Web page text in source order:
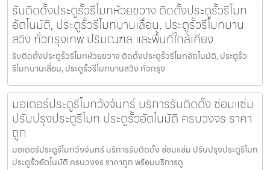
รับติดตั้งประตูรั้วรีโมทห้วยขวาง ติดตั้งประตูรั้วรีโมท
อัตโนมัติ, ประตูรั้วรีโมทบานเลื่อน, ประตูรั้วรีโมทบาน
สวิง ทั่วกรุงเทพ ปริมณฑล และพื้นที่ใกล้เคียง
รับติดตั้งประตูรั้วรีโมทห้วยขวาง ติดตั้งประตูรั้วรีโมทอัตโนมัติ, ประตูรั้ว
รีโมทบานเลื่อน, ประตูรั้วรีโมทบานสวิง ทั่วกรุง
มอเตอร์ประตูรีโมทวังจันทร์ บริการรับติดตั้ง ซ่อมแซ่ม
ปรับปรุงประตูรีโมท ประตูรั้วอัตโนมัติ ครบวงจร ราคา
ถูก
มอเตอร์ประตูรีโมทวังจันทร์ บริการรับติดตั้ง ซ่อมแซ่ม ปรับปรุงประตูรีโมท
ประตูรั้วอัตโนมัติ ครบวงจร ราคาถูก พร้อมบริการดู